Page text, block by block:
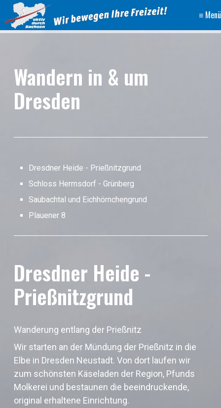
≡ Menü
Wandern in & um
Dresden
Dresdner Heide - Prießnitzgrund
Schloss Hermsdorf - Grünberg
Saubachtal und Eichhörnchengrund
Plauener 8
Dresdner Heide -
Prießnitzgrund
Wanderung entlang der Prießnitz
Wir starten an der Mündung der Prießnitz in die
Elbe in Dresden Neustadt. Von dort laufen wir
zum schönsten Käseladen der Region, Pfunds
Molkerei und bestaunen die beeindruckende,
original erhaltene Einrichtung.